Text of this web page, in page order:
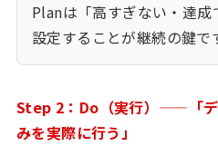
Planは「高すぎない・達
設定することが継続の鍵で
Step 2：Do（実行）——「デ
みを実際に行う」